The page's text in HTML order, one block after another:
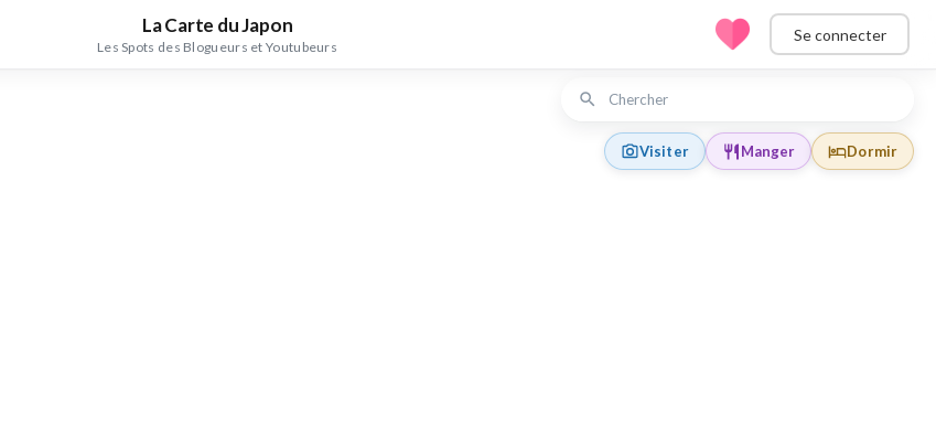
La Carte du Japon
Les Spots des Blogueurs et Youtubeurs
Se connecter
Visiter Manger Dormir